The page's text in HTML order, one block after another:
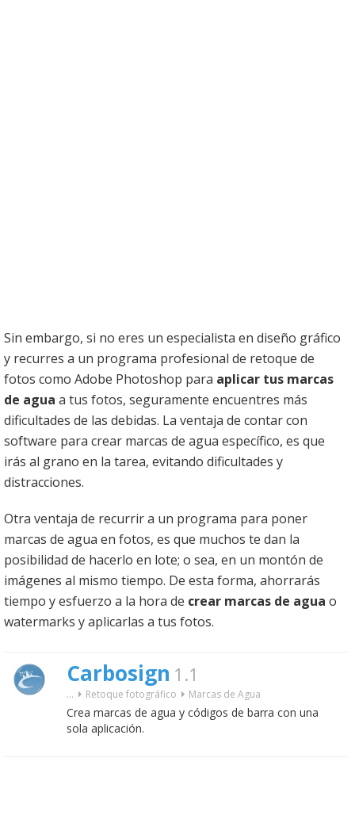
Sin embargo, si no eres un especialista en diseño gráfico
y recurres a un programa profesional de retoque de
fotos como Adobe Photoshop para aplicar tus marcas
de agua a tus fotos, seguramente encuentres más
dificultades de las debidas. La ventaja de contar con
software para crear marcas de agua específico, es que
irás al grano en la tarea, evitando dificultades y
distracciones.
Otra ventaja de recurrir a un programa para poner
marcas de agua en fotos, es que muchos te dan la
posibilidad de hacerlo en lote; o sea, en un montón de
imágenes al mismo tiempo. De esta forma, ahorrarás
tiempo y esfuerzo a la hora de crear marcas de agua o
watermarks y aplicarlas a tus fotos.
Carbosign 1.1
... Retoque fotográfico Marcas de Agua
Crea marcas de agua y códigos de barra con una
sola aplicación.